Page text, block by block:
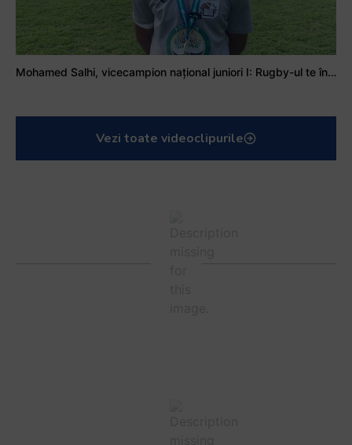
Mohamed Salhi, vicecampion național juniori I: Rugby-ul te învață să accepți și înfrângerile
Vezi toate videoclipurile